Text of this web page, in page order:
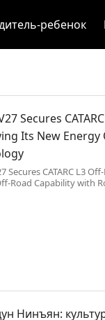
ребенок
Secures
Its New
Secures CATARC L3
Road Capability with
Нинъян: